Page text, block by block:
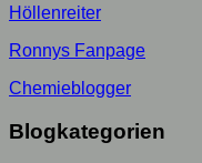
Höllenreiter
Ronnys Fanpage
Chemieblogger
Blogkategorien